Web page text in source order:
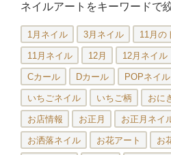
ネイルアートをキーワードで
1月ネイル 3月ネイル 11月の
11月ネイル 12月 12月ネイル
Cカール Dカール POPネイル
いちごネイル いちご柄 おに
お店情報 お正月 お正月ネイ
お洒落ネイル お花アート お